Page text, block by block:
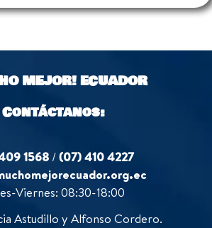
MEJOR!ECUADOR
Contáctanos:
1568 /(07) 410 4227
Viernes: 08:30-18:00
Astudillo y Alfonso Cordero.